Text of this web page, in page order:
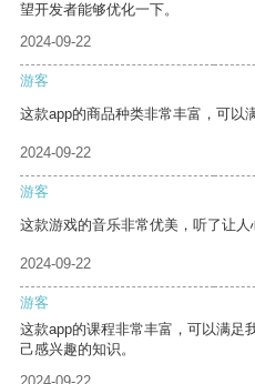
望开发者能够优化一下。
2024-09-22
游客
这款app的商品种类非常丰富，可以
2024-09-22
游客
这款游戏的音乐非常优美，听了让人
2024-09-22
游客
这款app的课程非常丰富，可以满足
己感兴趣的知识。